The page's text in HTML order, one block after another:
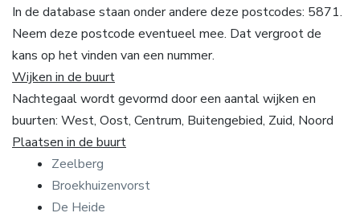
In de database staan onder andere deze postcodes: 5871.
Neem deze postcode eventueel mee. Dat vergroot de
kans op het vinden van een nummer.
Wijken in de buurt
Nachtegaal wordt gevormd door een aantal wijken en
buurten: West, Oost, Centrum, Buitengebied, Zuid, Noord
Plaatsen in de buurt
Zeelberg
Broekhuizenvorst
De Heide